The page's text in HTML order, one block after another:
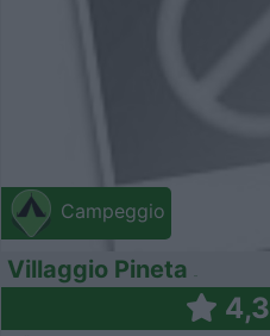
Campeggio
Villaggio Pineta
4,3